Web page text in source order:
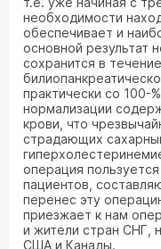
необходимости
обеспечивает и
основной результат
сохранится в
практически со 100-
нормализации
крови, что
страдающих
операция
пациентов,
перенес эту
приезжает к нам
и жители стран СНГ,
США и Канады.